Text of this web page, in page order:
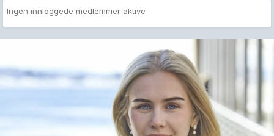
Ingen innloggede medlemmer aktive